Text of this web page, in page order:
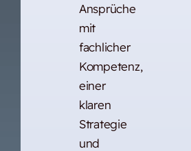
Ansprüche
mit
fachlicher
Kompetenz,
einer
klaren
Strategie
und